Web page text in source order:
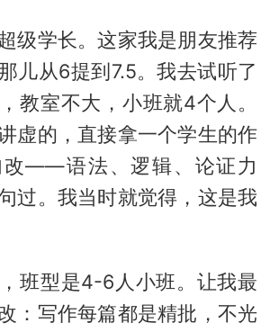
级学长。这家我是朋友推荐
儿从6提到7.5。我去试听了
教室不大，小班就4个人。
虚的，直接拿一个学生的作
改——语法、逻辑、论证力
过。我当时就觉得，这是我
班型是4-6人小班。让我最
：写作每篇都是精批，不光